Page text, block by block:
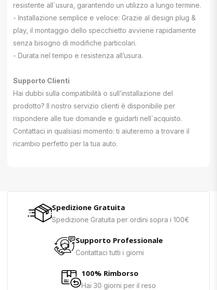
resistente all`usura, garantendo un utilizzo a lungo termine.
- Installazione semplice e veloce: Grazie al design plug &
play, il montaggio dello specchietto avviene rapidamente
senza bisogno di modifiche particolari.
- Durata nel tempo e resistenza all’usura.
Supporto Clienti
Hai dubbi sulla compatibilità o sull’installazione del
prodotto? Il nostro servizio clienti è disponibile per
rispondere alle tue domande e guidarti nell`acquisto.
Contattaci in qualsiasi momento: ti aiuteremo a trovare il
ricambio perfetto per la tua auto.
Spedizione Gratuita
Spedizione Gratuita per ordini sopra i 100€
Supporto Professionale
Contattaci tutti i giorni
100% Rimborso
Hai 30 giorni per il reso